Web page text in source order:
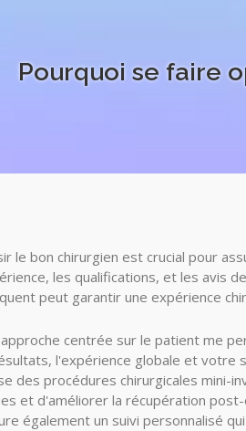
Pourquoi se faire
le bon chirurgien est crucial pour
les qualifications, et les avis
peut garantir une expérience
centrée sur le patient me
l'expérience globale et votre
des procédures chirurgicales
et d'améliorer la récupération
également un suivi personnalisé